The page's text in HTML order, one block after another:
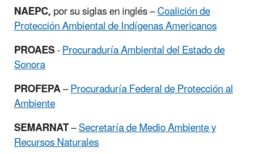
NAEPC,por su siglas en inglés –Coalición de
Protección Ambiental de Indígenas Americanos
PROAES-Procuraduría Ambiental del Estado de
Sonora
PROFEPA–Procuraduría Federal de Protección al
Ambiente
SEMARNAT–Secretaría de Medio Ambiente y
Recursos Naturales